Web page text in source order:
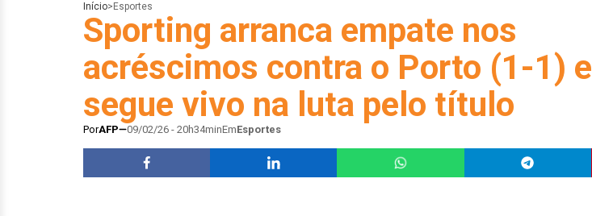
Início> Esportes
Sporting arranca empate nos
acréscimos contra o Porto (1-1) e
segue vivo na luta pelo título
PorAFP 09/02/26 - 20h34minEmEsportes